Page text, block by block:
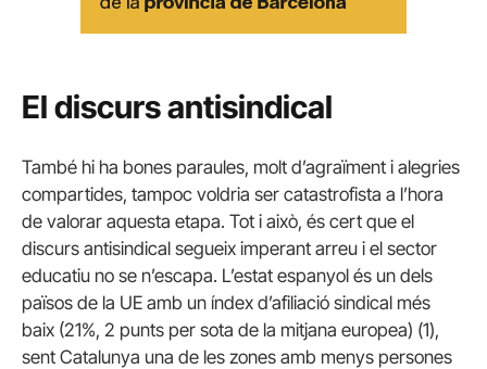
El discurs antisindical
També hi ha bones paraules, molt d’agraïment i alegries
compartides, tampoc voldria ser catastrofista a l’hora
de valorar aquesta etapa. Tot i això, és cert que el
discurs antisindical segueix imperant arreu i el sector
educatiu no se n’escapa. L’estat espanyol és un dels
països de la UE amb un índex d’afiliació sindical més
baix (21%, 2 punts per sota de la mitjana europea) (1),
sent Catalunya una de les zones amb menys persones